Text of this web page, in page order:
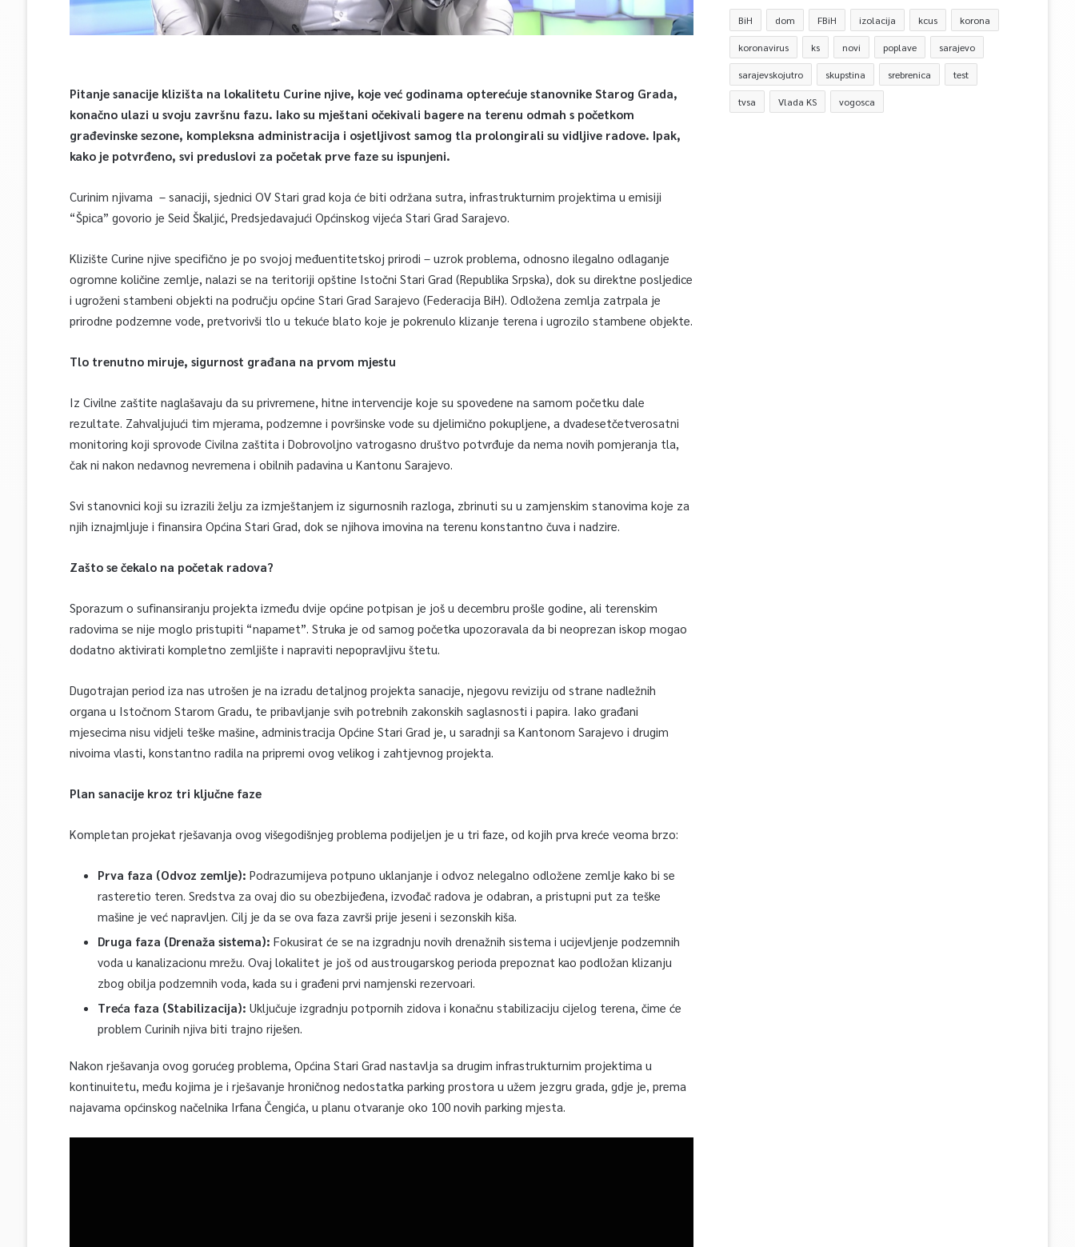
Pitanje sanacije klizišta na lokalitetu Curine njive, koje već godinama opterećuje stanovnike Starog Grada,
konačno ulazi u svoju završnu fazu. Iako su mještani očekivali bagere na terenu odmah s početkom
građevinske sezone, kompleksna administracija i osjetljivost samog tla prolongirali su vidljive radove. Ipak,
kako je potvrđeno, svi preduslovi za početak prve faze su ispunjeni.
Curinim njivama – sanaciji, sjednici OV Stari grad koja će biti održana sutra, infrastrukturnim projektima u emisiji
“Špica” govorio je Seid Škaljić, Predsjedavajući Općinskog vijeća Stari Grad Sarajevo.
Klizište Curine njive specifično je po svojoj međuentitetskoj prirodi – uzrok problema, odnosno ilegalno odlaganje
ogromne količine zemlje, nalazi se na teritoriji opštine Istočni Stari Grad (Republika Srpska), dok su direktne posljedice
i ugroženi stambeni objekti na području općine Stari Grad Sarajevo (Federacija BiH). Odložena zemlja zatrpala je
prirodne podzemne vode, pretvorivši tlo u tekuće blato koje je pokrenulo klizanje terena i ugrozilo stambene objekte.
Tlo trenutno miruje, sigurnost građana na prvom mjestu
Iz Civilne zaštite naglašavaju da su privremene, hitne intervencije koje su spovedene na samom početku dale
rezultate. Zahvaljujući tim mjerama, podzemne i površinske vode su djelimično pokupljene, a dvadesetčetverosatni
monitoring koji sprovode Civilna zaštita i Dobrovoljno vatrogasno društvo potvrđuje da nema novih pomjeranja tla,
čak ni nakon nedavnog nevremena i obilnih padavina u Kantonu Sarajevo.
Svi stanovnici koji su izrazili želju za izmještanjem iz sigurnosnih razloga, zbrinuti su u zamjenskim stanovima koje za
njih iznajmljuje i finansira Općina Stari Grad, dok se njihova imovina na terenu konstantno čuva i nadzire.
Zašto se čekalo na početak radova?
Sporazum o sufinansiranju projekta između dvije općine potpisan je još u decembru prošle godine, ali terenskim
radovima se nije moglo pristupiti “napamet”. Struka je od samog početka upozoravala da bi neoprezan iskop mogao
dodatno aktivirati kompletno zemljište i napraviti nepopravljivu štetu.
Dugotrajan period iza nas utrošen je na izradu detaljnog projekta sanacije, njegovu reviziju od strane nadležnih
organa u Istočnom Starom Gradu, te pribavljanje svih potrebnih zakonskih saglasnosti i papira. Iako građani
mjesecima nisu vidjeli teške mašine, administracija Općine Stari Grad je, u saradnji sa Kantonom Sarajevo i drugim
nivoima vlasti, konstantno radila na pripremi ovog velikog i zahtjevnog projekta.
Plan sanacije kroz tri ključne faze
Kompletan projekat rješavanja ovog višegodišnjeg problema podijeljen je u tri faze, od kojih prva kreće veoma brzo:
Prva faza (Odvoz zemlje): Podrazumijeva potpuno uklanjanje i odvoz nelegalno odložene zemlje kako bi se
rasteretio teren. Sredstva za ovaj dio su obezbijeđena, izvođač radova je odabran, a pristupni put za teške
mašine je već napravljen. Cilj je da se ova faza završi prije jeseni i sezonskih kiša.
Druga faza (Drenaža sistema): Fokusirat će se na izgradnju novih drenažnih sistema i ucijevljenje podzemnih
voda u kanalizacionu mrežu. Ovaj lokalitet je još od austrougarskog perioda prepoznat kao podložan klizanju
zbog obilja podzemnih voda, kada su i građeni prvi namjenski rezervoari.
Treća faza (Stabilizacija): Uključuje izgradnju potpornih zidova i konačnu stabilizaciju cijelog terena, čime će
problem Curinih njiva biti trajno riješen.
Nakon rješavanja ovog gorućeg problema, Općina Stari Grad nastavlja sa drugim infrastrukturnim projektima u
kontinuitetu, među kojima je i rješavanje hroničnog nedostatka parking prostora u užem jezgru grada, gdje je, prema
najavama općinskog načelnika Irfana Čengića, u planu otvaranje oko 100 novih parking mjesta.
BiH dom FBiH izolacija kcus korona
koronavirus ks novi poplave sarajevo
sarajevskojutro skupstina srebrenica test
tvsa Vlada KS vogosca